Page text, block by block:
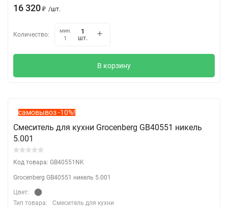
16 320 ₽ /шт.
Количество:
мин.
1
шт.
В корзину
самовывоз -10%!
Смеситель для кухни Grocenberg GB40551 никель
5.001
Код товара: GB40551NK
Grocenberg GB40551 никель 5.001
Цвет:
Тип товара:
Смеситель для кухни